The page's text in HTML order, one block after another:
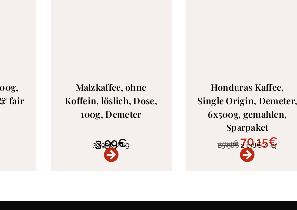
fair
Malzkaffee, ohne
Koffein, löslich, Dose,
100g, Demeter
3,99€
39,90€/kg
Honduras Kaffee,
Single Origin, Demeter,
6x500g, gemahlen,
Sparpaket
77,94€ 70,15€
25,98€ 23,38€/kg